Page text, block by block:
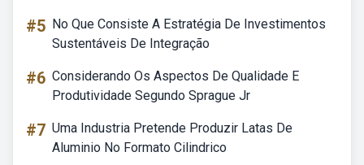
#5 No Que Consiste A Estratégia De Investimentos
Sustentáveis De Integração
#6 Considerando Os Aspectos De Qualidade E
Produtividade Segundo Sprague Jr
#7 Uma Industria Pretende Produzir Latas De
Aluminio No Formato Cilindrico